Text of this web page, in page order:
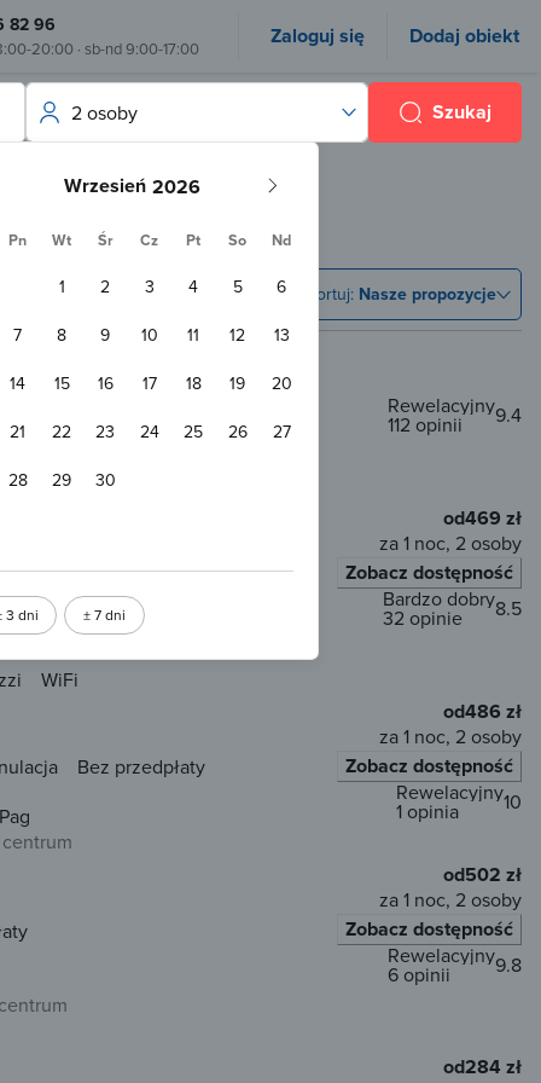
82 96
20:00 · sb-nd 9:00-17:00 Zaloguj się Dodaj obiekt
Wrzesień
Pn Wt Śr Cz Pt So Nd
1 2 3 4 5
6
7
8 9 10 11 12
13
14
15 16 17 18 19
20
21
22 23 24 25 26
27
28
29 30
3 dni ± 7 dni
2 osoby Szukaj
Sortuj: Nasze propozycje
9.4
Rewelacyjny
112 opinii
WiFi
Bez przedpłaty
od469 zł
za 1 noc, 2 osoby
Zobacz dostępność
8.5
Bardzo dobry
32 opinie
WiFi
Bez przedpłaty
od486 zł
za 1 noc, 2 osoby
Zobacz dostępność
10
Rewelacyjny
1 opinia
od502 zł
za 1 noc, 2 osoby
Zobacz dostępność
9.8
Rewelacyjny
6 opinii
od284 zł